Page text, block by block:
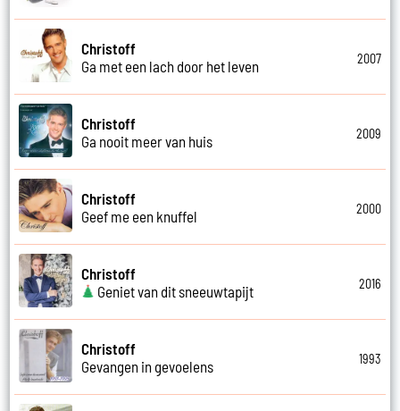
Christoff
Ga met een lach door het leven
2007
Christoff
Ga nooit meer van huis
2009
Christoff
Geef me een knuffel
2000
Christoff
Geniet van dit sneeuwtapijt
2016
Christoff
Gevangen in gevoelens
1993